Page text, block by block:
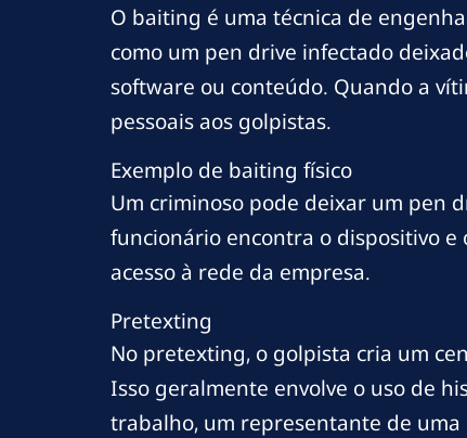
O baiting é uma técnica de
como um pen drive infectado
software ou conteúdo. Quando a
pessoais aos golpistas.
Exemplo de baiting físico
Um criminoso pode deixar um pen
funcionário encontra o dispositivo
acesso à rede da empresa.
Pretexting
No pretexting, o golpista cria um
Isso geralmente envolve o uso de
trabalho, um representante de